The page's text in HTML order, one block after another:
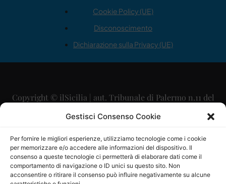
Gestisci Consenso Cookie
Per fornire le migliori esperienze, utilizziamo tecnologie come i cookie
per memorizzare e/o accedere alle informazioni del dispositivo. Il
consenso a queste tecnologie ci permetterà di elaborare dati come il
comportamento di navigazione o ID unici su questo sito. Non
acconsentire o ritirare il consenso può influire negativamente su alcune
Cookie Policy (UE)
Disconoscimento
Dichiarazione sulla Privacy (UE)
Copyright © ilSicilia | aut. Tribunale di Palermo n.11 del
29/09/2015
Direttore Editoriale: Maurizio Scaglione
Direttore Responsabile: Maria Calabrese